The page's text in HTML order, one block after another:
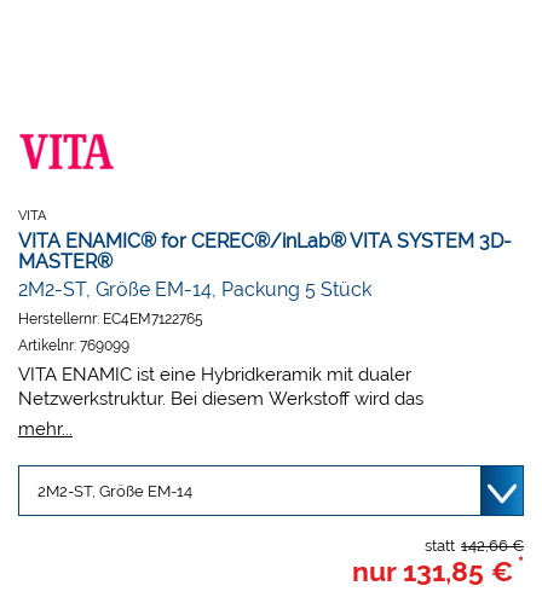
VITA
VITA ENAMIC® for CEREC®/inLab® VITA SYSTEM 3D-
MASTER®
2M2-ST, Größe EM-14, Packung 5 Stück
Herstellernr: EC4EM7122765
Artikelnr: 769099
VITA ENAMIC ist eine Hybridkeramik mit dualer
Netzwerkstruktur. Bei diesem Werkstoff wird das
dominierende keramische Netzwerk durch ein
vollkommen durchdringen. Die innovative Hybridkeramik
garantiert neben einer besonderen Elastizität auch eine
enorme Belastbarkeit nach dem adhäsiven Verbund.
Enormer Belastbarkeit, da Kaukräfte absorbiert werden
Substanzschonender Versorgung, da reduzierte
mehr...
142,66 €
statt
nur 131,85 € *